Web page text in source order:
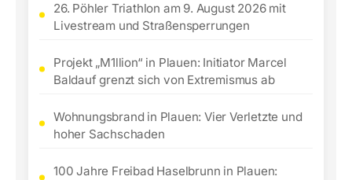
26. Pöhler Triathlon am 9. August 2026 mit
Livestream und Straßensperrungen
Projekt „M1llion“ in Plauen: Initiator Marcel
Baldauf grenzt sich von Extremismus ab
Wohnungsbrand in Plauen: Vier Verletzte und
hoher Sachschaden
100 Jahre Freibad Haselbrunn in Plauen: